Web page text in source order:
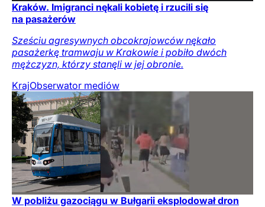
Kraków. Imigranci nękali kobietę i rzucili się
na pasażerów
Sześciu agresywnych obcokrajowców nękało
pasażerkę tramwaju w Krakowie i pobiło dwóch
mężczyzn, którzy stanęli w jej obronie.
KrajObserwator mediów
W pobliżu gazociągu w Bułgarii eksplodował dron